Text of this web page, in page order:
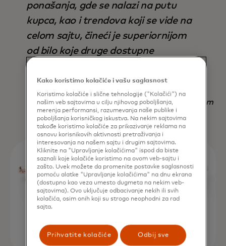
ponašanja, gde se nalazi na putu
kupca, kao i trendova koji se vide na
celom sajtu, čineći je superiornijom
od bilo koje druge dostupne
strategije – ne samo u pogledu
rezultata, već i uštede vremena.
Nadav Yekutiel, Head of Data, GlassesUSA.com
Kako koristimo kolačiće i vašu saglasnost
Koristimo kolačiće i slične tehnologije ("Kolačići") na
našim veb sajtovima u cilju njihovog poboljšanja,
merenja performansi, razumevanja naše publike i
poboljšanja korisničkog iskustva. Na nekim sajtovima
takođe koristimo kolačiće za prikazivanje reklama na
osnovu korisnikovih aktivnosti pretraživanja i
interesovanja na našem sajtu i drugim sajtovima.
Kliknite na "Upravljanje kolačićima" ispod da biste
saznali koje kolačiće koristimo na ovom veb-sajtu i
zašto. Uvek možete da promenite postavke saglasnosti
pomoću alatke "Upravljanje kolačićima" na dnu ekrana
(dostupno kao veza umesto dugmeta na nekim veb-
sajtovima). Ovo uključuje odbacivanje nekih ili svih
kolačića, osim onih koji su strogo neophodni za rad
sajta.
Prihvatite kolačiće Odbij sve